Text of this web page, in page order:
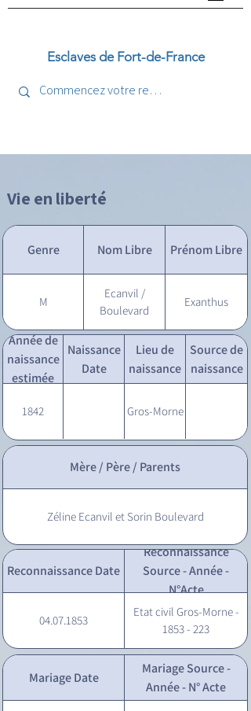
Esclaves de Fort-de-France
Vie en liberté
Genre Nom Libre Prénom Libre
M
Ecanvil /
Boulevard
Exanthus
Année de
naissance
estimée
Naissance
Date
Lieu de
naissance
Source de
naissance
1842 Gros-Morne
Mère / Père / Parents
Zéline Ecanvil et Sorin Boulevard
Reconnaissance Date
Reconnaissance
Source - Année -
N°Acte
04.07.1853
Etat civil Gros-Morne -
1853 - 223
Mariage Date
Mariage Source -
Année - N° Acte